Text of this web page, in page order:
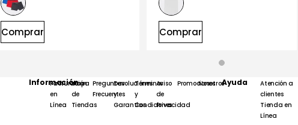
Comprar Comprar
Información
Facturación
en
Línea
Mapa
de
Tiendas
Preguntas
Frecuentes
Devoluciones
y
Garantías
Términos
y
Condiciones
Aviso
de
Privacidad
Promociones
NosotrosAyuda
Atención a
clientes
Tienda en
Línea